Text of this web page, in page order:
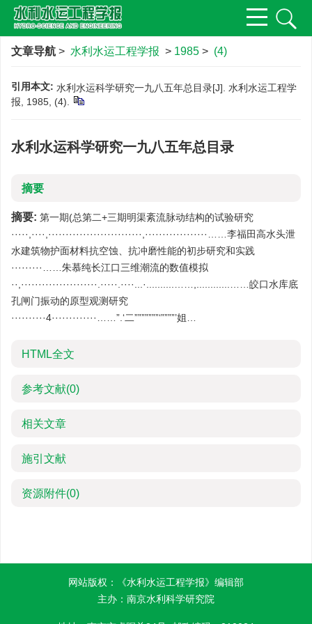
文章导航 > 水利水运工程学报 > 1985 > (4)
引用本文: 水利水运科学研究一九八五年总目录[J]. 水利水运工程学
报, 1985, (4).
水利水运科学研究一九八五年总目录
摘要
摘要: 第一期(总第二+三期明渠紊流脉动结构的试验研究
·····,····,···························,··················……李福田高水头泄
水建筑物护面材料抗空蚀、抗冲磨性能的初步研究和实践
·········……朱慕纯长江口三维潮流的数值模拟
··,······················.·····.····...·..........……,............……皎口水库底
孔闸门振动的原型观测研究
··········4·············……”.‘二”””””””‘””””’姐…
HTML全文
参考文献(0)
相关文章
施引文献
资源附件(0)
网站版权：《水利水运工程学报》编辑部
主办：南京水利科学研究院